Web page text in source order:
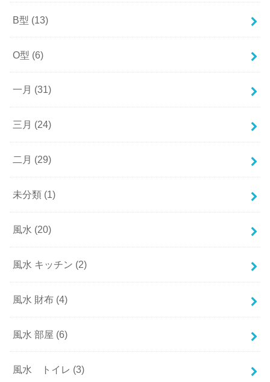
B型 (13)
O型 (6)
一月 (31)
三月 (24)
二月 (29)
未分類 (1)
風水 (20)
風水 キッチン (2)
風水 財布 (4)
風水 部屋 (6)
風水 トイレ (3)